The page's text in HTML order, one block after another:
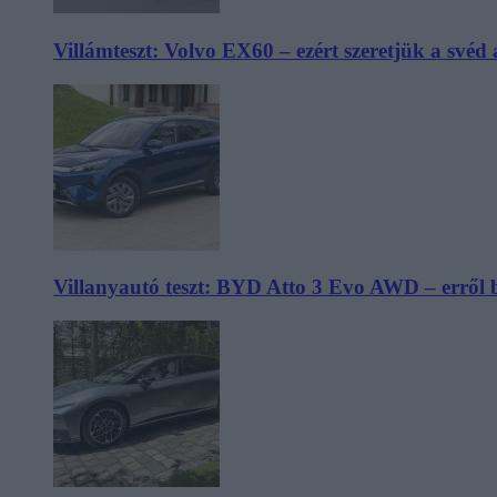
Villámteszt: Volvo EX60 – ezért szeretjük a svéd
Villanyautó teszt: BYD Atto 3 Evo AWD – erről